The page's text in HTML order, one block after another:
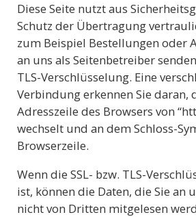
Diese Seite nutzt aus
Schutz der Übertragung
zum Beispiel Bestellungen oder
an uns als Seitenbetreiber
TLS-Verschlüsselung. Eine
Verbindung erkennen Sie daran,
Adresszeile des Browsers von
wechselt und an dem Schloss-
Browserzeile.
Wenn die SSL- bzw. TLS-
ist, können die Daten, die Sie an
nicht von Dritten mitgelesen